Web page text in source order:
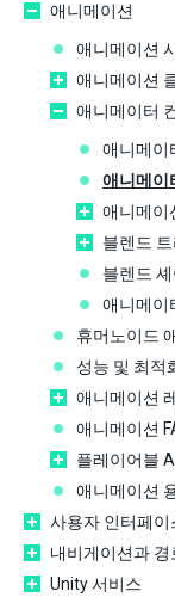
애니메이션
애니메이션
애니메이션
애니메이터
애니메이
애니메이
애니메이
블렌드 트
블렌드
애니메이
휴머노이드
성능 및 최적
애니메이션
애니메이션
플레이어블
애니메이션
사용자 인터페이
내비게이션과 경
Unity 서비스